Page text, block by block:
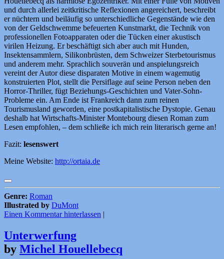
und durch allerlei zeitkritische Reflexionen angereichert, beschreibt
er nüchtern und beiläufig so unterschiedliche Gegenstände wie den
von der Geldschwemme befeuerten Kunstmarkt, die Technik von
professionellen Fotoapparaten oder die Tücken einer akustisch
virilen Heizung. Er beschäftigt sich aber auch mit Hunden,
Insektensammlern, Silikonbrüsten, dem Schweizer Sterbetourismus
und anderem mehr. Sprachlich souverän und anspielungsreich
vereint der Autor diese disparaten Motive in einem wagemutig
konstruierten Plot, stellt die Persiflage auf seine Person neben den
Horror-Thriller, fügt Beziehungs-Geschichten und Vater-Sohn-
Probleme ein. Am Ende ist Frankreich dann zum reinen
Tourismusland geworden, eine postkapitalistische Dystopie. Genau
deshalb hat Wirtschafts-Minister Montebourg diesen Roman zum
Lesen empfohlen, – dem schließe ich mich rein literarisch gerne an!
Fazit: lesenswert
Meine Website: http://ortaia.de
Genre: Roman
Illustrated by DuMont
Einen Kommentar hinterlassen |
Unterwerfung
by Michel Houellebecq